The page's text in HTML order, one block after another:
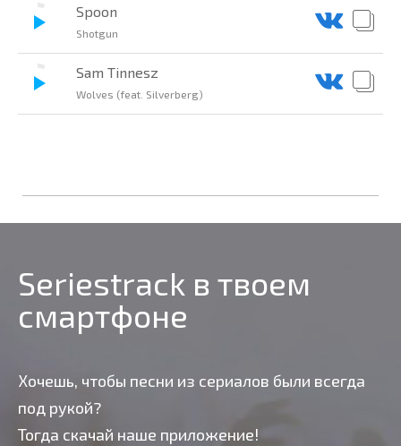
Spoon
Shotgun
Sam Tinnesz
Wolves (feat. Silverberg)
Seriestrack в твоем
смартфоне
Хочешь, чтобы песни из сериалов были всегда
под рукой?
Тогда скачай наше приложение!